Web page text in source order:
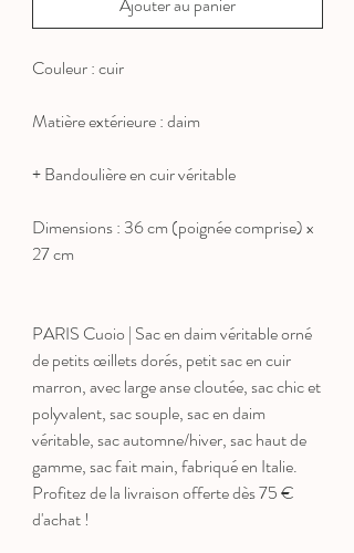
Ajouter au panier
Couleur : cuir
Matière extérieure : daim
+ Bandoulière en cuir véritable
Dimensions : 36 cm (poignée comprise) x
27 cm
PARIS Cuoio | Sac en daim véritable orné
de petits œillets dorés, petit sac en cuir
marron, avec large anse cloutée, sac chic et
polyvalent, sac souple, sac en daim
véritable, sac automne/hiver, sac haut de
gamme, sac fait main, fabriqué en Italie.
Profitez de la livraison offerte dès 75 €
d'achat !